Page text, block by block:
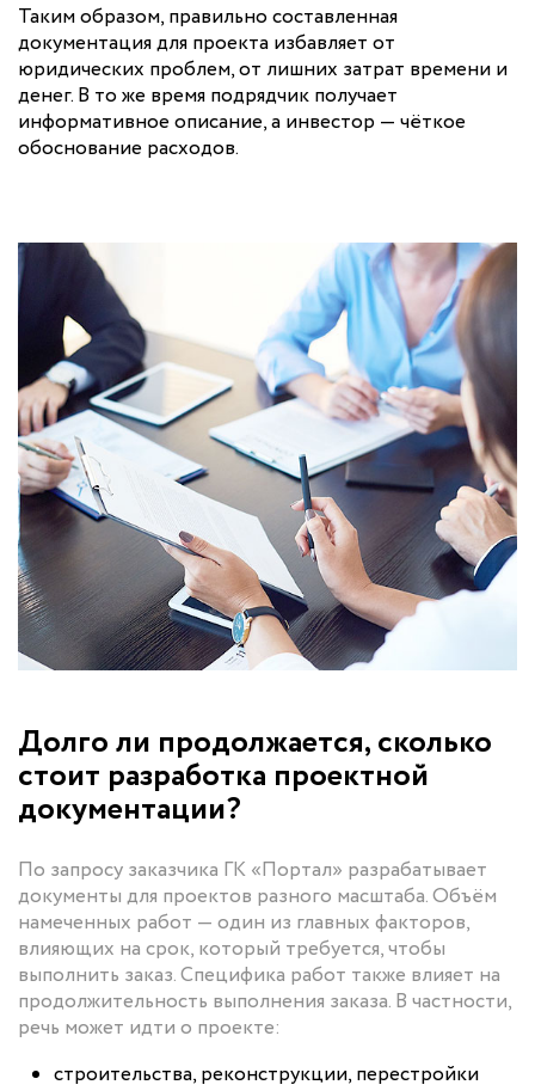
Таким образом, правильно составленная
документация для проекта избавляет от
юридических проблем, от лишних затрат времени и
денег. В то же время подрядчик получает
информативное описание, а инвестор — чёткое
обоснование расходов.
Долго ли продолжается, сколько
стоит разработка проектной
документации?
По запросу заказчика ГК «Портал» разрабатывает
документы для проектов разного масштаба. Объём
намеченных работ — один из главных факторов,
влияющих на срок, который требуется, чтобы
выполнить заказ. Специфика работ также влияет на
продолжительность выполнения заказа. В частности,
речь может идти о проекте:
строительства, реконструкции, перестройки